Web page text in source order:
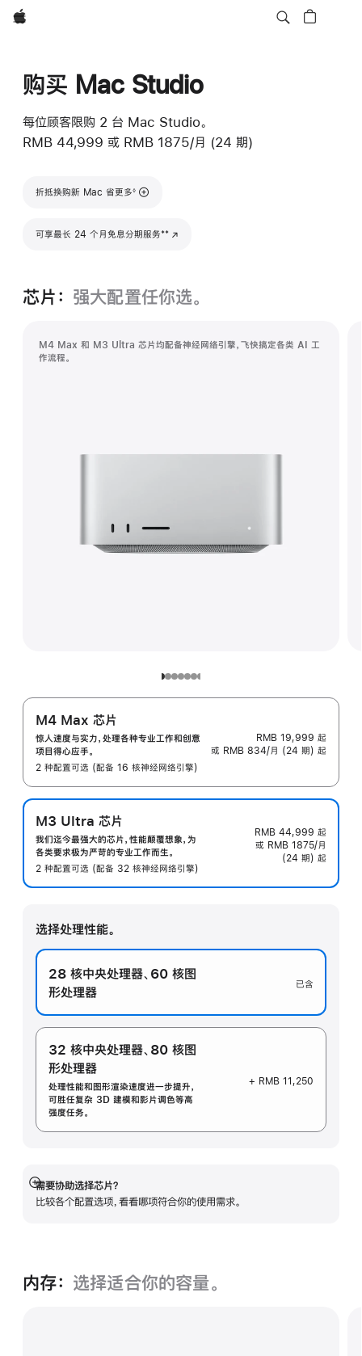
Apple
购买 Mac Studio
每位顾客限购 2 台 Mac Studio。
RMB 44,999 或 RMB 1875/月 (24 期)
折抵换购新 Mac 省更多
脚注
◊
可享最长 24 个月免息分期服务
(在新窗口中打开) 脚注
**
芯片： 强大配置任你选。
M4 Max 和 M3 Ultra 芯片均配备神经网络引擎，飞快搞定各类 AI 工
作流程。
M4 Max 芯片
惊人速度与实力，处理各种专业工作和创意
项目得心应手。
2 种配置可选 (配备 16 核神经网络引擎)
RMB 19,999 起
或 RMB 834/月 (24 期) 起
M3 Ultra 芯片
我们迄今最强大的芯片，性能颠覆想象，为
各类要求极为严苛的专业工作而生。
2 种配置可选 (配备 32 核神经网络引擎)
RMB 44,999 起
或 RMB 1875/月
(24 期) 起
选择处理性能。
28 核中央处理器、 60 核图
形处理器
已含
32 核中央处理器、 80 核图
形处理器
处理性能和图形渲染速度进一步提升，
可胜任复杂 3D 建模和影片调色等高
强度任务。
+ RMB 11,250
需要协助选择芯片？
比较各个配置选项，看看哪项符合你的使用需求。
展
开
内存： 选择适合你的容量。